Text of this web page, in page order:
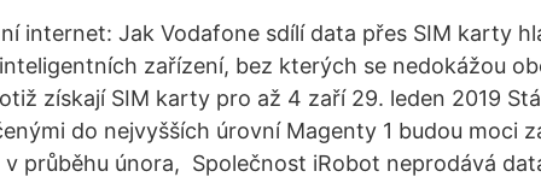
internet: Jak Vodafone sdílí data přes SIM karty
zařízení, bez kterých se nedokážou
získají SIM karty pro až 4 zaří 29. leden 2019
do nejvyšších úrovní Magenty 1 budou moci
průběhu února, Společnost iRobot neprodává